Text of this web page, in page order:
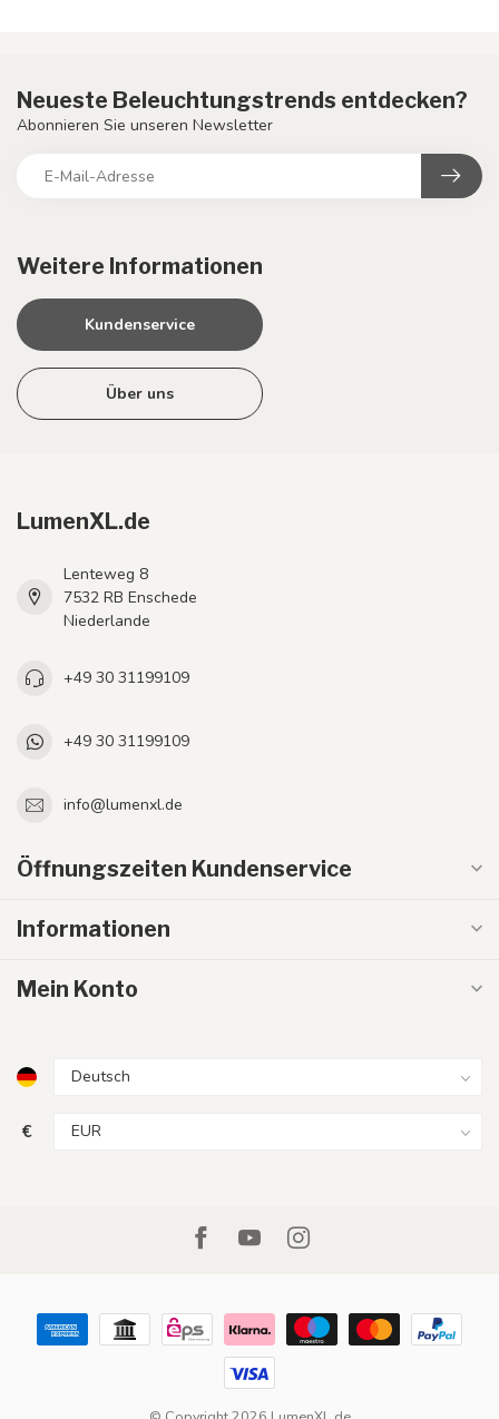
Weitere Informationen
Kundenservice
Über uns
Neueste Beleuchtungstrends entdecken?
Abonnieren Sie unseren Newsletter
LumenXL.de
Lenteweg 8
7532 RB Enschede
Niederlande
+49 30 31199109
+49 30 31199109
info@lumenxl.de
Öffnungszeiten Kundenservice
Informationen
Mein Konto
€